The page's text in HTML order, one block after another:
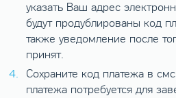
указать Ваш адрес
будут продублированы код
также уведомление после
принят.
Сохраните код платежа в
платежа потребуется для